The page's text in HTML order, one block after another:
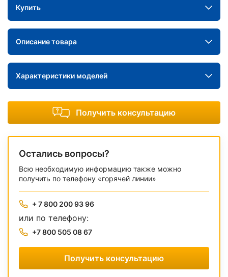
Купить
Описание товара
Характеристики моделей
Получить консультацию
Остались вопросы?
Всю необходимую информацию также можно
получить по телефону «горячей линии»
+ 7 800 200 93 96
или по телефону:
+7 800 505 08 67
Получить консультацию